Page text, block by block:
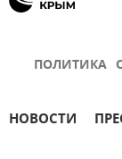
ПОЛИТИКА
НОВОСТИ